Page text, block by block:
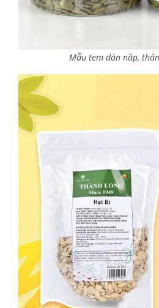
Mẫu tem dán nắp,